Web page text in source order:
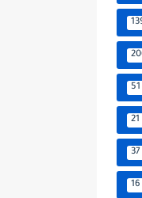
51
21
37
16